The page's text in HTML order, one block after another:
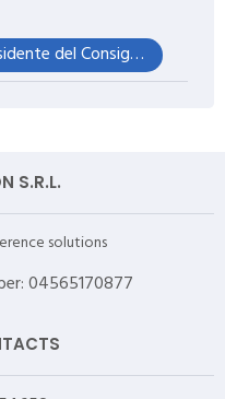
Francesco Giordani - Presidente del Consiglio Comunale
S.R.L.
solutions
04565170877